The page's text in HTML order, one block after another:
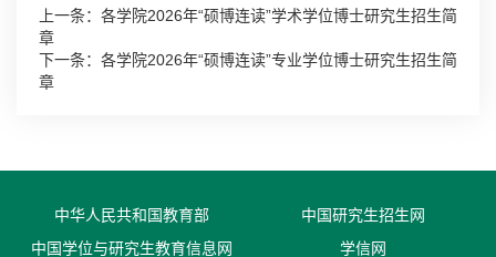
上一条：各学院2026年“硕博连读”学术学位博士研究生招生简
章
下一条：各学院2026年“硕博连读”专业学位博士研究生招生简
章
中华人民共和国教育部
中国研究生招生网
中国学位与研究生教育信息网
学信网